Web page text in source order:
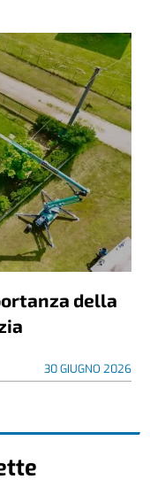
della
30 GIUGNO 2026